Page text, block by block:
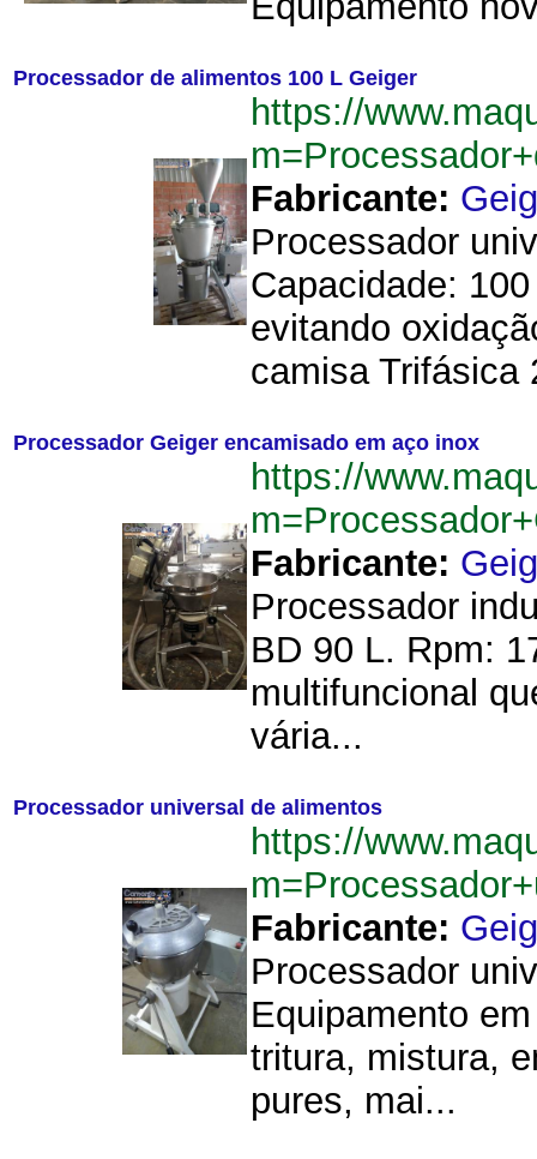
Processador de alimentos 100 L Geiger
https://
Fabricante:
Processador
Capacidade:
evitando
camisa Trifásica
Processador Geiger encamisado em aço inox
https://
Fabricante:
Processador
BD 90 L. Rpm:
multifuncional
vária...
Processador universal de alimentos
https://
Fabricante:
Processador
Equipamento
tritura, mistura,
pures, mai...